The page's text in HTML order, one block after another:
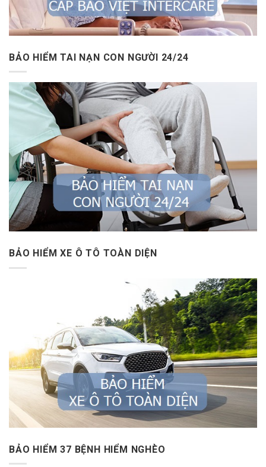
BẢO HIỂM TAI NẠN CON NGƯỜI 24/24
BẢO HIỂM XE Ô TÔ TOÀN DIỆN
BẢO HIỂM 37 BỆNH HIỂM NGHÈO